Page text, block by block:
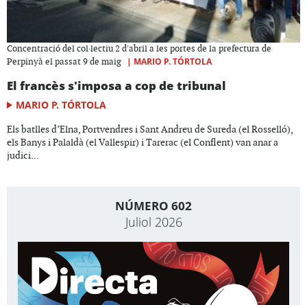
Concentració del col·lectiu 2 d'abril a les portes de la prefectura de
Perpinyà el passat 9 de maig
| MARIO P. TÓRTOLA
El francès s'imposa a cop de tribunal
MARIO P. TÓRTOLA
Els batlles d’Elna, Portvendres i Sant Andreu de Sureda (el Rosselló),
els Banys i Palaldà (el Vallespir) i Tarerac (el Conflent) van anar a
judici...
NÚMERO 602
Juliol 2026